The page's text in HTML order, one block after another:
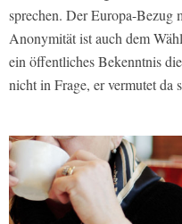
sprechen. Der Europa-Bezug
Anonymität ist auch dem
ein öffentliches Bekenntnis
nicht in Frage, er vermutet da